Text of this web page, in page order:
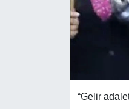
“Gelir